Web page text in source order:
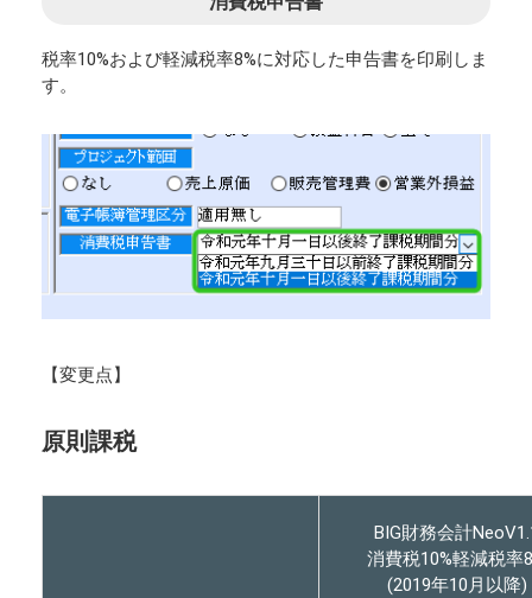
税率10%および軽減税率8%に対応した申告書を印刷しま
す。
【変更点】
原則課税
BIG財務会計
消費税10%軽減税率
(2019年10月以降)